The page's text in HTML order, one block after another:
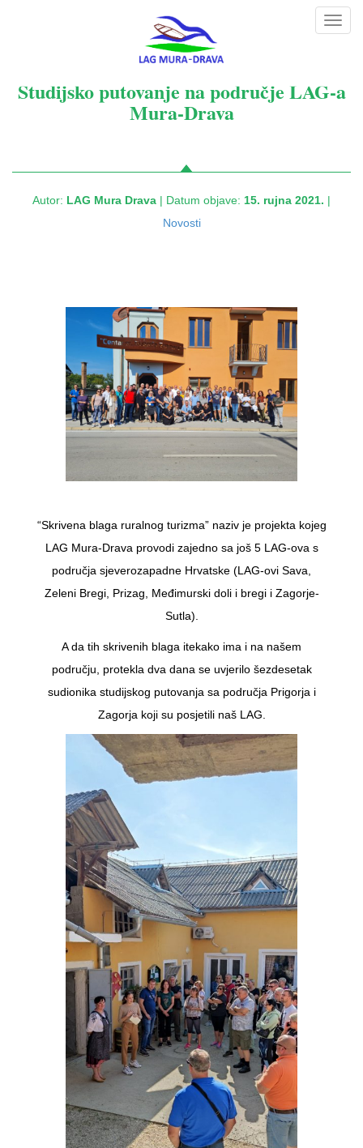
Studijsko putovanje na područje LAG-a
Mura-Drava
Autor: LAG Mura Drava | Datum objave: 15. rujna 2021. |
Novosti
“Skrivena blaga ruralnog turizma” naziv je projekta kojeg
LAG Mura-Drava provodi zajedno sa još 5 LAG-ova s
područja sjeverozapadne Hrvatske (LAG-ovi Sava,
Zeleni Bregi, Prizag, Međimurski doli i bregi i Zagorje-
Sutla).
A da tih skrivenih blaga itekako ima i na našem
području, protekla dva dana se uvjerilo šezdesetak
sudionika studijskog putovanja sa područja Prigorja i
Zagorja koji su posjetili naš LAG.